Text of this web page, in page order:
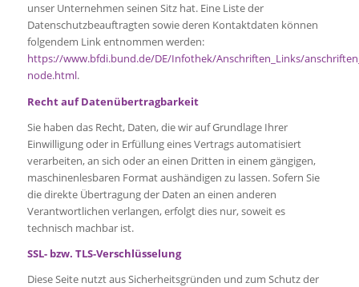
unser Unternehmen seinen Sitz hat. Eine Liste der
Datenschutzbeauftragten sowie deren Kontaktdaten können
folgendem Link entnommen werden:
https://www.bfdi.bund.de/DE/Infothek/Anschriften_Links/
node.html.
Recht auf Datenübertragbarkeit
Sie haben das Recht, Daten, die wir auf Grundlage Ihrer
Einwilligung oder in Erfüllung eines Vertrags automatisiert
verarbeiten, an sich oder an einen Dritten in einem gängigen,
maschinenlesbaren Format aushändigen zu lassen. Sofern Sie
die direkte Übertragung der Daten an einen anderen
Verantwortlichen verlangen, erfolgt dies nur, soweit es
technisch machbar ist.
SSL- bzw. TLS-Verschlüsselung
Diese Seite nutzt aus Sicherheitsgründen und zum Schutz der